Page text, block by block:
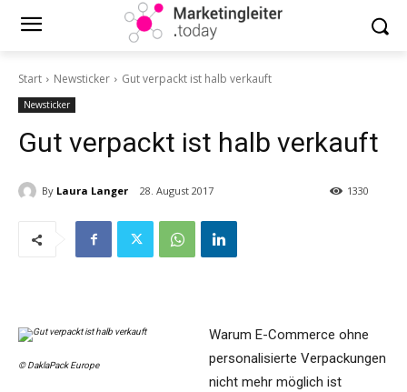
Start Newsticker Gut verpackt ist halb verkauft
Newsticker
Gut verpackt ist halb verkauft
By Laura Langer 28. August 2017 1330
© DaklaPack Europe
Warum E-Commerce ohne
personalisierte Verpackungen
nicht mehr möglich ist